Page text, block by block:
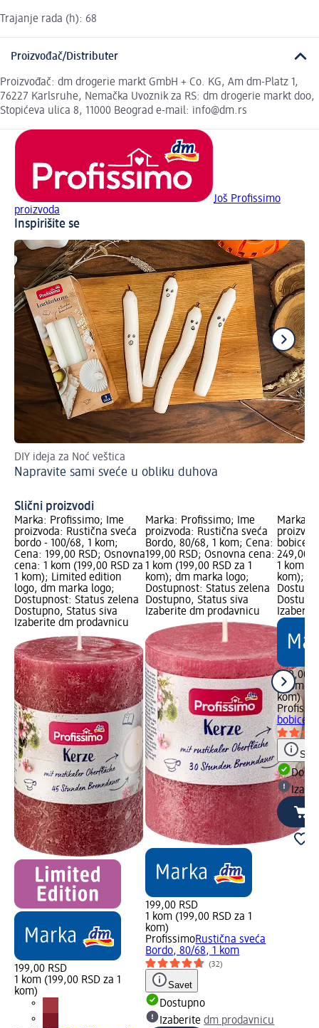
Trajanje rada (h): 68
Proizvođač/Distributer
Proizvođač: dm drogerie markt GmbH + Co. KG, Am dm-Platz 1,
76227 Karlsruhe, Nemačka Uvoznik za RS: dm drogerie markt doo,
Stopićeva ulica 8, 11000 Beograd e-mail: info@dm.rs
Još Profissimo
proizvoda
Inspirišite se
DIY ideja za Noć veštica
Napravite sami sveće u obliku duhova
Slični proizvodi
Marka: Profissimo; Ime
proizvoda: Rustična sveća
bordo - 100/68, 1 kom;
Cena: 199,00 RSD; Osnovna
cena: 1 kom (199,00 RSD za
1 kom); Limited edition
logo, dm marka logo;
Dostupnost: Status zelena
Dostupno, Status siva
Izaberite dm prodavnicu
199,00 RSD
1 kom (199,00 RSD za 1
kom)
Marka: Profissimo; Ime
proizvoda: Rustična sveća
Bordo, 80/68, 1 kom; Cena:
199,00 RSD; Osnovna cena:
1 kom (199,00 RSD za 1
kom); dm marka logo;
Dostupnost: Status zelena
Dostupno, Status siva
Izaberite dm prodavnicu
199,00 RSD
1 kom (199,00 RSD za 1
kom)
ProfissimoRustična sveća
Bordo, 80/68, 1 kom
(32)
Savet
Dostupno
Izaberitedm prodavnicu
Marka:
bobice,
249,00
1 kom
kom);
249,00
1 kom
kom)
bobice,